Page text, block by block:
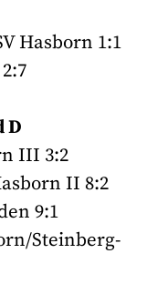
Hasborn 1:1
D
III 3:2
II 8:2
9:1
Steinberg-